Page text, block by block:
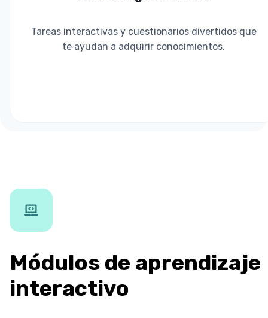
Tareas interactivas y cuestionarios divertidos que
te ayudan a adquirir conocimientos.
Módulos de aprendizaje
interactivo